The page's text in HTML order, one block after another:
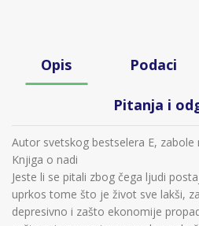
Opis Podaci
Pitanja i
Autor svetskog bestselera E, zabole
Knjiga o nadi
Jeste li se pitali zbog čega ljudi
uprkos tome što je život sve lakši,
depresivno i zašto ekonomije